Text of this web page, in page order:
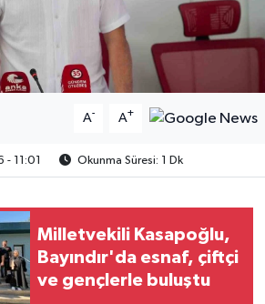
A- A+
11:01 Okunma Süresi: 1 Dk
Milletvekili Kasapoğlu,
Bayındır'da esnaf, çiftçi
ve gençlerle buluştu